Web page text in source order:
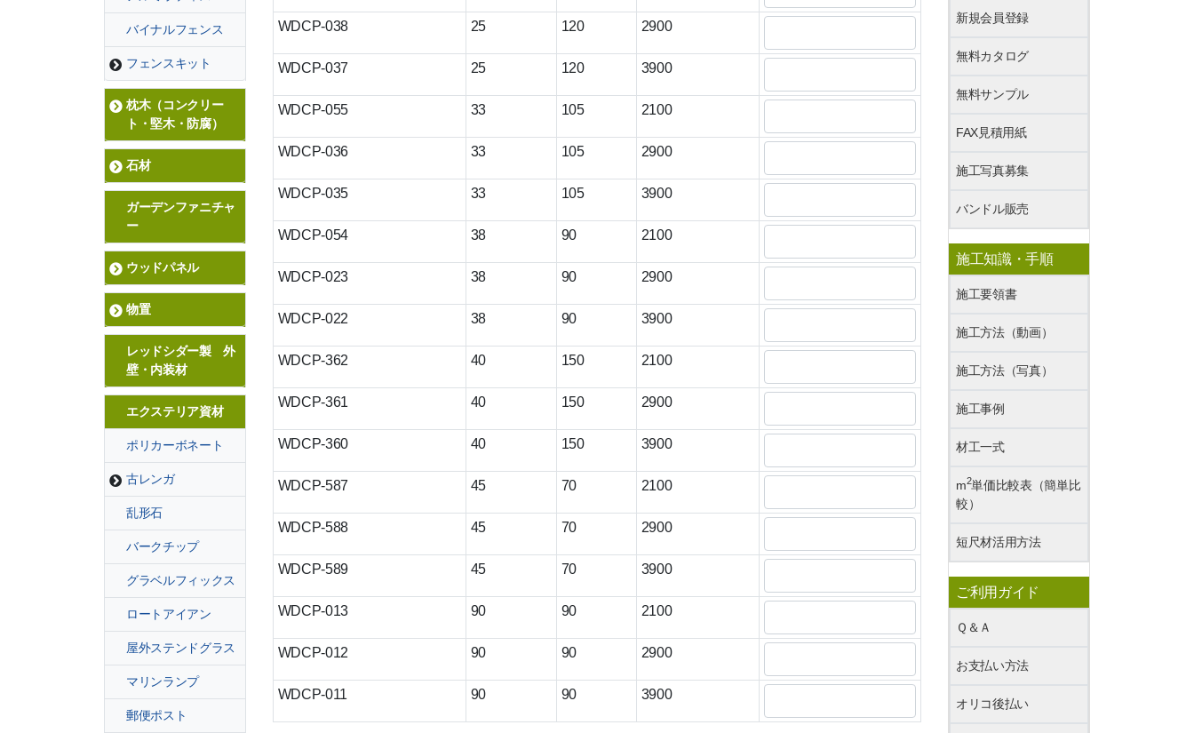
バイナルフェンス
フェンスキット
枕木（コンクリー
ト・堅木・防腐）
石材
ガーデンファニチャ
ー
ウッドパネル
物置
レッドシダー製 外
壁・内装材
エクステリア資材
ポリカーボネート
古レンガ
乱形石
バークチップ
グラベルフィックス
ロートアイアン
屋外ステンドグラス
マリンランプ
郵便ポスト
WDCP-038 25 120 2900
WDCP-037 25 120 3900
WDCP-055 33 105 2100
WDCP-036 33 105 2900
WDCP-035 33 105 3900
WDCP-054 38 90 2100
WDCP-023 38 90 2900
WDCP-022 38 90 3900
WDCP-362 40 150 2100
WDCP-361 40 150 2900
WDCP-360 40 150 3900
WDCP-587 45 70 2100
WDCP-588 45 70 2900
WDCP-589 45 70 3900
WDCP-013 90 90 2100
WDCP-012 90 90 2900
WDCP-011 90 90 3900
新規会員登録
無料カタログ
無料サンプル
FAX見積用紙
施工写真募集
バンドル販売
施工知識・手順
施工要領書
施工方法（動画）
施工方法（写真）
施工事例
材工一式
m2単価比較表（簡単比
較）
短尺材活用方法
ご利用ガイド
Ｑ＆Ａ
お支払い方法
オリコ後払い